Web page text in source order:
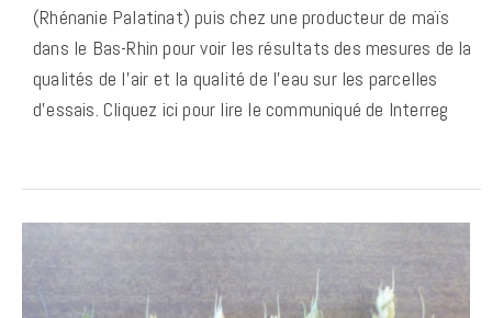
(Rhénanie Palatinat) puis chez une producteur de maïs
dans le Bas-Rhin pour voir les résultats des mesures de la
qualités de l’air et la qualité de l’eau sur les parcelles
d’essais. Cliquez ici pour lire le communiqué de Interreg